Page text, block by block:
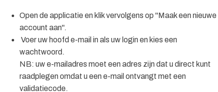
Open de applicatie en klik vervolgens op "Maak een nieuwe
account aan".
Voer uw hoofd e-mail in als uw login en kies een
wachtwoord.
NB: uw e-mailadres moet een adres zijn dat u direct kunt
raadplegen omdat u een e-mail ontvangt met een
validatiecode.